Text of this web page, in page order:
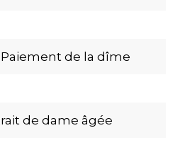
Paiement de la dîme
de dame âgée